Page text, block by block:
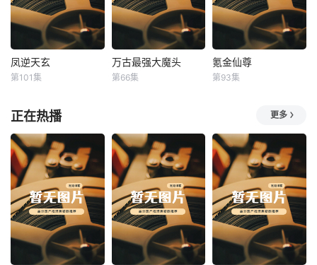
凤逆天玄
凤逆天玄
第101集
万古最强大魔头
万古最强大魔头
第66集
氪金仙尊
氪金仙尊
第93集
正在热播 更多